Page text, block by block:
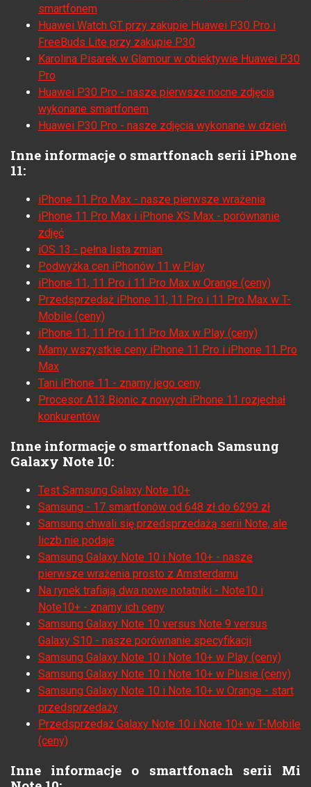
smartfonem
Huawei Watch GT przy zakupie Huawei P30 Pro i
FreeBuds Lite przy zakupie P30
Karolina Pisarek w Glamour w obiektywie Huawei P30
Pro
Huawei P30 Pro - nasze pierwsze nocne zdjęcia
wykonane smartfonem
Huawei P30 Pro - nasze zdjęcia wykonane w dzień
Inne informacje o smartfonach serii iPhone
11:
iPhone 11 Pro Max - nasze pierwsze wrażenia
iPhone 11 Pro Max i iPhone XS Max - porównanie
zdjęć
iOS 13 - pełna lista zmian
Podwyżka cen iPhonów 11 w Play
iPhone 11, 11 Pro i 11 Pro Max w Orange (ceny)
Przedsprzedaż iPhone 11, 11 Pro i 11 Pro Max w T-
Mobile (ceny)
iPhone 11, 11 Pro i 11 Pro Max w Play (ceny)
Mamy wszystkie ceny iPhone 11 Pro i iPhone 11 Pro
Max
Tani iPhone 11 - znamy jego ceny
Procesor A13 Bionic z nowych iPhone 11 rozjechał
konkurentów
Inne informacje o smartfonach Samsung
Galaxy Note 10:
Test Samsung Galaxy Note 10+
Samsung - 17 smartfonów od 648 zł do 6299 zł
Samsung chwali się przedsprzedażą serii Note, ale
liczb nie podaje
Samsung Galaxy Note 10 i Note 10+ - nasze
pierwsze wrażenia prosto z Amsterdamu
Na rynek trafiają dwa nowe notatniki - Note10 i
Note10+ - znamy ich ceny
Samsung Galaxy Note 10 versus Note 9 versus
Galaxy S10 - nasze porównanie specyfikacji
Samsung Galaxy Note 10 i Note 10+ w Play (ceny)
Samsung Galaxy Note 10 i Note 10+ w Plusie (ceny)
Samsung Galaxy Note 10 i Note 10+ w Orange - start
przedsprzedaży
Przedsprzedaż Galaxy Note 10 i Note 10+ w T-Mobile
(ceny)
Inne informacje o smartfonach serii Mi